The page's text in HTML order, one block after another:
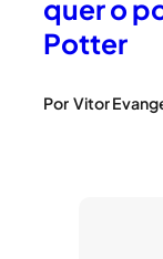
quer o
Potter
Por Vitor